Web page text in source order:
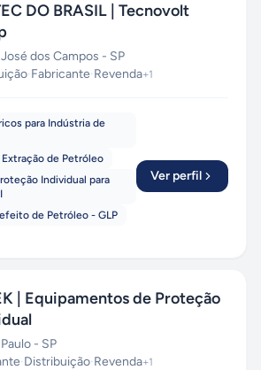
DO BRASIL | Tecnovolt
dos Campos - SP
·Fabricante·Revenda+1
para Indústria de
de Petróleo
Individual para
de Petróleo - GLP
Ver perfil
| Equipamentos de Proteção
- SP
·Distribuição·Revenda+1